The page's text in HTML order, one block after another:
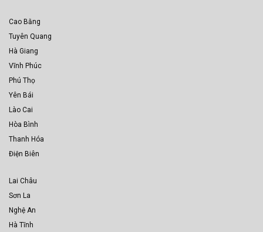
Cao Bằng
Tuyên Quang
Hà Giang
Vĩnh Phúc
Phú Thọ
Yên Bái
Lào Cai
Hòa Bình
Thanh Hóa
Điện Biên
Lai Châu
Sơn La
Nghệ An
Hà Tĩnh